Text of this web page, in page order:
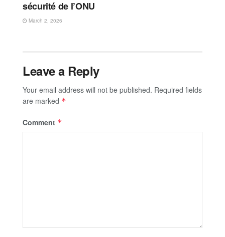
sécurité de l’ONU
March 2, 2026
Leave a Reply
Your email address will not be published. Required fields
are marked *
Comment *